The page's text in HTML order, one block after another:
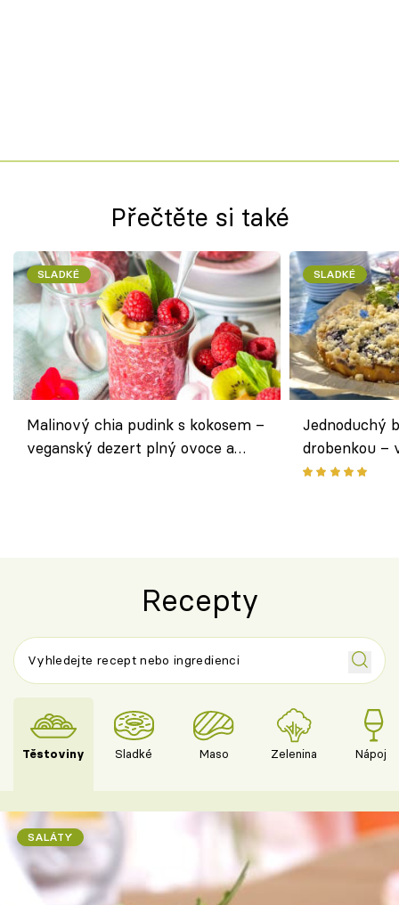
Přečtěte si také
SLADKÉ
Malinový chia pudink s kokosem –
veganský dezert plný ovoce a
SLADKÉ
Jednoduchý
drobenkou –
ovoce
Recepty
Těstoviny Sladké Maso Zelenina Nápoje
SALÁTY